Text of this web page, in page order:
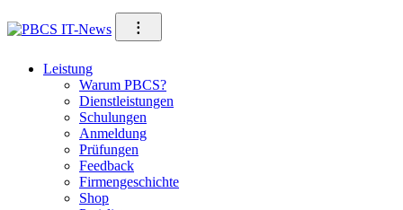
zum
⁝
Leistung
Warum PBCS?
Dienstleistungen
Schulungen
Anmeldung
Prüfungen
Feedback
Firmengeschichte
Shop